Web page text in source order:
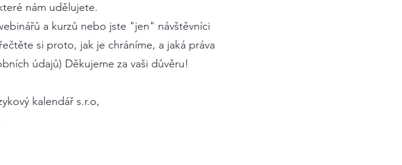
nám udělujete.
a kurzů nebo jste "jen" návštěvníci
si proto, jak je chráníme, a jaká práva
údajů) Děkujeme za vaši důvěru!
kalendář s.r.o,